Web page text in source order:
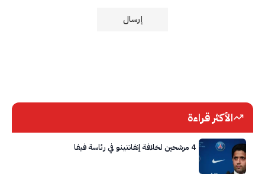
الأكثر قراءة
4 مرشحين لخلافة إنفانتينو في رئاسة فيفا